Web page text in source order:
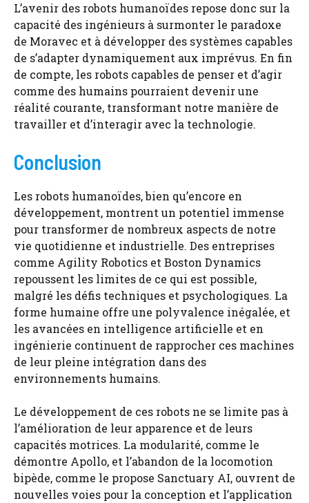
L’avenir des robots humanoïdes repose donc sur la
capacité des ingénieurs à surmonter le paradoxe
de Moravec et à développer des systèmes capables
de s’adapter dynamiquement aux imprévus. En fin
de compte, les robots capables de penser et d’agir
comme des humains pourraient devenir une
réalité courante, transformant notre manière de
travailler et d’interagir avec la technologie.
Conclusion
Les robots humanoïdes, bien qu’encore en
développement, montrent un potentiel immense
pour transformer de nombreux aspects de notre
vie quotidienne et industrielle. Des entreprises
comme Agility Robotics et Boston Dynamics
repoussent les limites de ce qui est possible,
malgré les défis techniques et psychologiques. La
forme humaine offre une polyvalence inégalée, et
les avancées en intelligence artificielle et en
ingénierie continuent de rapprocher ces machines
de leur pleine intégration dans des
environnements humains.
Le développement de ces robots ne se limite pas à
l’amélioration de leur apparence et de leurs
capacités motrices. La modularité, comme le
démontre Apollo, et l’abandon de la locomotion
bipède, comme le propose Sanctuary AI, ouvrent de
nouvelles voies pour la conception et l’application